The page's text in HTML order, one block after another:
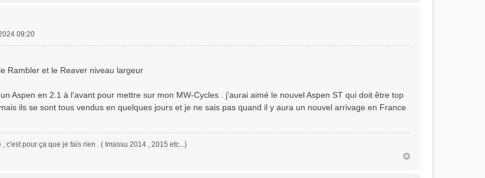
09:20
Rambler et le Reaver niveau largeur
Aspen en 2.1 à l'avant pour mettre sur mon MW-Cycles . j'aurai aimé le nouvel Aspen ST qui doit être top
ils se sont tous vendus en quelques jours et je ne sais pas quand il y aura un nouvel arrivage en France
c'est pour ça que je fais rien . ( Imassu 2014 , 2015 etc...)